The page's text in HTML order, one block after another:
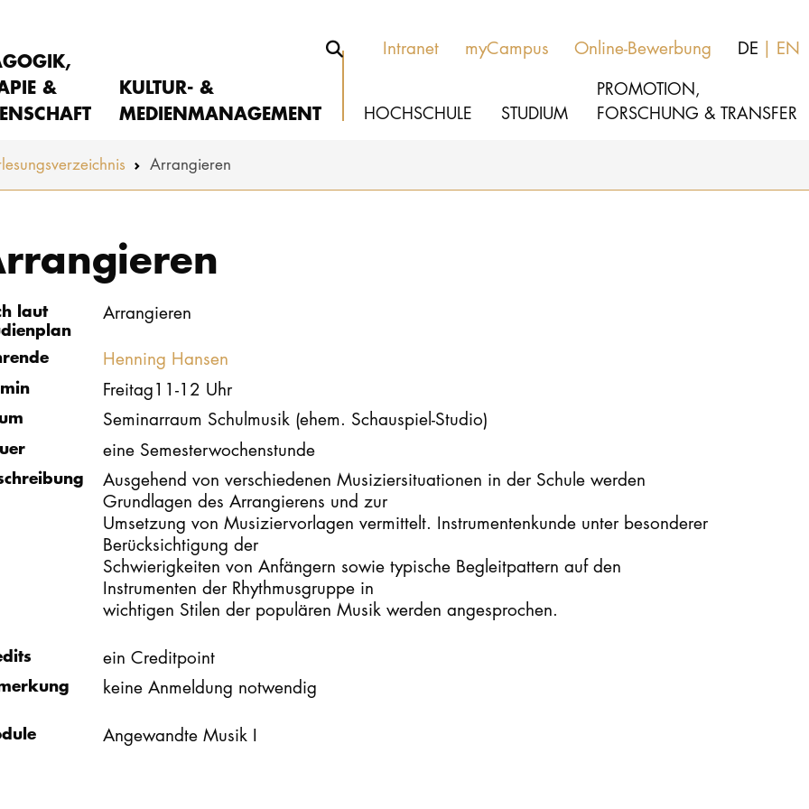
Intranet myCampus Online-Bewerbung DE EN
&
KULTUR- &
MEDIENMANAGEMENT
HOCHSCHULE STUDIUM
PROMOTION,
FORSCHUNG & TRANSFER
Arrangieren
laut
Arrangieren
Henning Hansen
Freitag11-12 Uhr
Seminarraum Schulmusik (ehem. Schauspiel-Studio)
eine Semesterwochenstunde
Ausgehend von verschiedenen Musiziersituationen in der Schule werden
Grundlagen des Arrangierens und zur
Umsetzung von Musiziervorlagen vermittelt. Instrumentenkunde unter besonderer
Berücksichtigung der
Schwierigkeiten von Anfängern sowie typische Begleitpattern auf den
Instrumenten der Rhythmusgruppe in
wichtigen Stilen der populären Musik werden angesprochen.
ein Creditpoint
keine Anmeldung notwendig
Angewandte Musik I
PROMOTION, FORSCHUNG & TRANSFER